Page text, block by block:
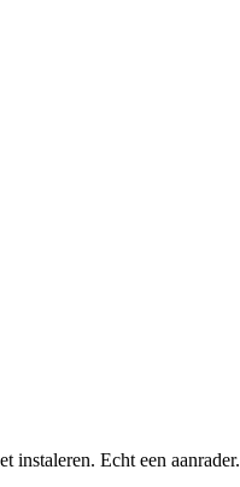
instaleren. Echt een aanrader.